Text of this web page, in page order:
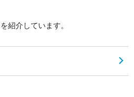
紹介しています。